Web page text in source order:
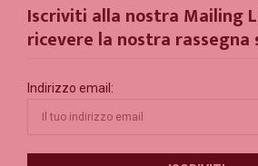
Iscriviti alla nostra Mailing
ricevere la nostra
Indirizzo email: